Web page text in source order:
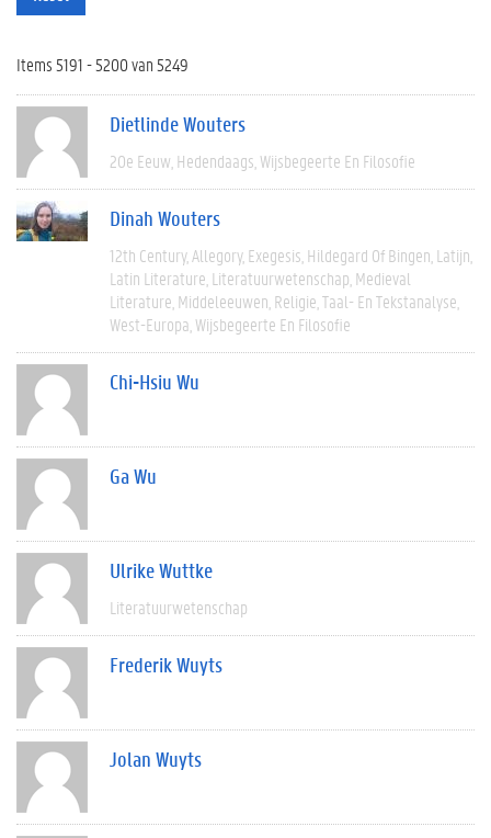
Items 5191 - 5200 van 5249
Dietlinde Wouters
20e Eeuw Hedendaags Wijsbegeerte En Filosofie
Dinah Wouters
12th Century Allegory Exegesis Hildegard Of Bingen Latijn
Latin Literature Literatuurwetenschap Medieval
Literature Middeleeuwen Religie Taal- En Tekstanalyse
West-Europa Wijsbegeerte En Filosofie
Chi-Hsiu Wu
Ga Wu
Ulrike Wuttke
Literatuurwetenschap
Frederik Wuyts
Jolan Wuyts